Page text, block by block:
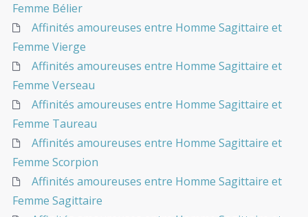
Femme Bélier
Affinités amoureuses entre Homme Sagittaire et
Femme Vierge
Affinités amoureuses entre Homme Sagittaire et
Femme Verseau
Affinités amoureuses entre Homme Sagittaire et
Femme Taureau
Affinités amoureuses entre Homme Sagittaire et
Femme Scorpion
Affinités amoureuses entre Homme Sagittaire et
Femme Sagittaire